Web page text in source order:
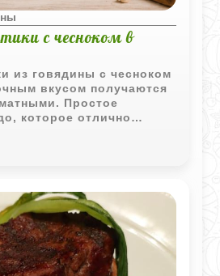
с чесноком в
из говядины с чесноком
вкусом получаются
Простое
которое отлично
кашами или